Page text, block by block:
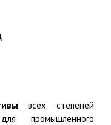
всех степеней
промышленного